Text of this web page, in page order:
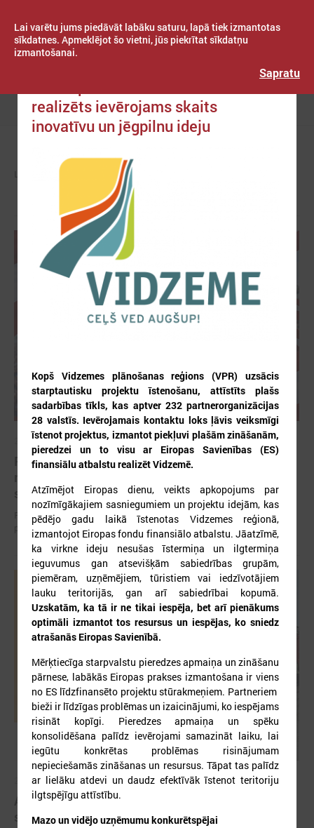
Lai varētu jums piedāvāt labāku saturu, lapā tiek izmantotas
sīkdatnes. Apmeklējot šo vietni, jūs piekrītat sīkdatņu
izmantošanai.
Sapratu
Izvēlne
ZIŅAS PAŠVALDĪBĀS
2026. gada 12. jūnijs
Publicēta konferences “Tautas sapulcei – 36”
stiprināšanu Latvijā
Publicēta konferences “Tautas sapulcei – 36” rezolūcija par vietējās
pārstāvniecības stiprināšanu Latvijā
2026. gada 03. jūnijs
Aicina pašvaldības pieteikties mācībām "Drošība
sākas ar Tevi!"
realizēts ievērojams skaits
inovatīvu un jēgpilnu ideju
Kopš Vidzemes plānošanas reģions (VPR) uzsācis
starptautisku projektu īstenošanu, attīstīts plašs
sadarbības tīkls, kas aptver 232 partnerorganizācijas
28 valstīs. Ievērojamais kontaktu loks ļāvis veiksmīgi
īstenot projektus, izmantot piekļuvi plašām zināšanām,
pieredzei un to visu ar Eiropas Savienības (ES)
finansiālu atbalstu realizēt Vidzemē.
Atzīmējot Eiropas dienu, veikts apkopojums par
nozīmīgākajiem sasniegumiem un projektu idejām, kas
pēdējo gadu laikā īstenotas Vidzemes reģionā,
izmantojot Eiropas fondu finansiālo atbalstu. Jāatzīmē,
ka virkne ideju nesušas īstermiņa un ilgtermiņa
ieguvumus gan atsevišķām sabiedrības grupām,
piemēram, uzņēmējiem, tūristiem vai iedzīvotājiem
lauku teritorijās, gan arī sabiedrībai kopumā.
Uzskatām, ka tā ir ne tikai iespēja, bet arī pienākums
optimāli izmantot tos resursus un iespējas, ko sniedz
atrašanās Eiropas Savienībā.
Mērķtiecīga starpvalstu pieredzes apmaiņa un zināšanu
pārnese, labākās Eiropas prakses izmantošana ir viens
no ES līdzfinansēto projektu stūrakmeņiem. Partneriem
bieži ir līdzīgas problēmas un izaicinājumi, ko iespējams
risināt kopīgi. Pieredzes apmaiņa un spēku
konsolidēšana palīdz ievērojami samazināt laiku, lai
iegūtu konkrētas problēmas risinājumam
nepieciešamās zināšanas un resursus. Tāpat tas palīdz
ar lielāku atdevi un daudz efektīvāk īstenot teritoriju
ilgtspējīgu attīstību.
Mazo un vidējo uzņēmumu konkurētspējai